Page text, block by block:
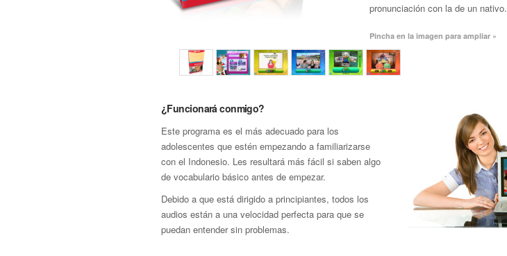
pronunciación con la de un nativo.
Pincha en la imagen para ampliar »
¿Funcionará conmigo?
Este programa es el más adecuado para los
adolescentes que estén empezando a familiarizarse
con el Indonesio. Les resultará más fácil si saben algo
de vocabulario básico antes de empezar.
Debido a que está dirigido a principiantes, todos los
audios están a una velocidad perfecta para que se
puedan entender sin problemas.